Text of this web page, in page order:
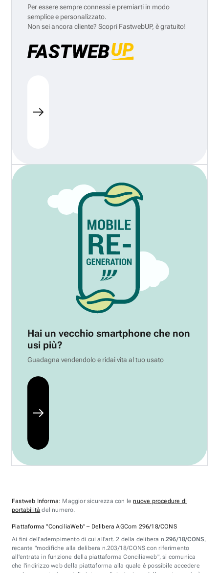
Per essere sempre connessi e premiarti in modo
semplice e personalizzato.
Non sei ancora cliente? Scopri FastwebUP, è gratuito!
Hai un vecchio smartphone che non
usi più?
Guadagna vendendolo e ridai vita al tuo usato
Fastweb Informa: Maggior sicurezza con lenuove procedure di
portabilità del numero.
Piattaforma "ConciliaWeb" – Delibera AGCom 296/18/CONS
Ai fini dell'adempimento di cui all'art. 2 della delibera n.296/18/CONS,
recante "modifiche alla delibera n.203/18/CONS con riferimento
all'entrata in funzione della piattaforma Conciliaweb", si comunica
che l'indirizzo web della piattaforma alla quale è possibile accedere